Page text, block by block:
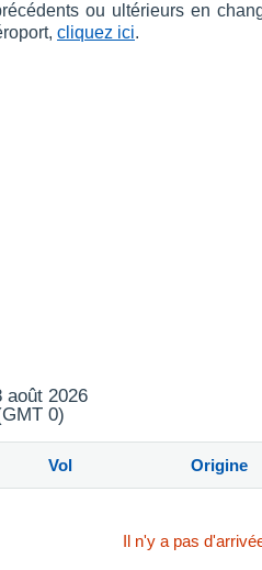
ou ultérieurs en
cliquez ici.
août 2026
0)
Vol Origine
Il n'y a pas